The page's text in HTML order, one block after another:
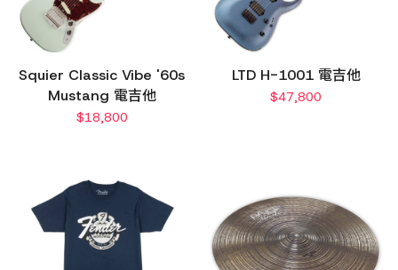
Squier Classic Vibe '60s
Mustang 電吉他
$18,800
LTD H-1001 電吉他
$47,800